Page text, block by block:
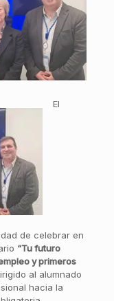
El
de celebrar en
“Tu futuro
y primeros
al alumnado
hacia la